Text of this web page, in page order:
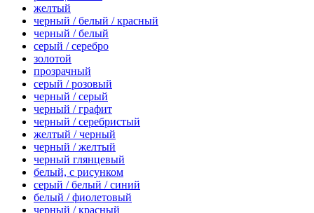
желтый
черный / белый / красный
черный / белый
серый / серебро
золотой
прозрачный
серый / розовый
черный / серый
черный / графит
черный / серебристый
желтый / черный
черный / желтый
черный глянцевый
белый, с рисунком
серый / белый / синий
белый / фиолетовый
черный / красный